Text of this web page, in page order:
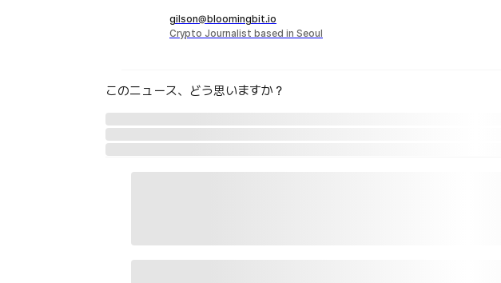
gilson@bloomingbit.io
Crypto Journalist based in Seoul
このニュース、どう思いますか？